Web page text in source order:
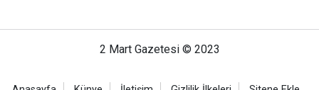
2 Mart Gazetesi © 2023